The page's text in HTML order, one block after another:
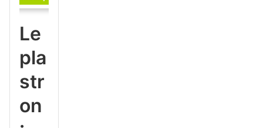
Le
pla
str
on